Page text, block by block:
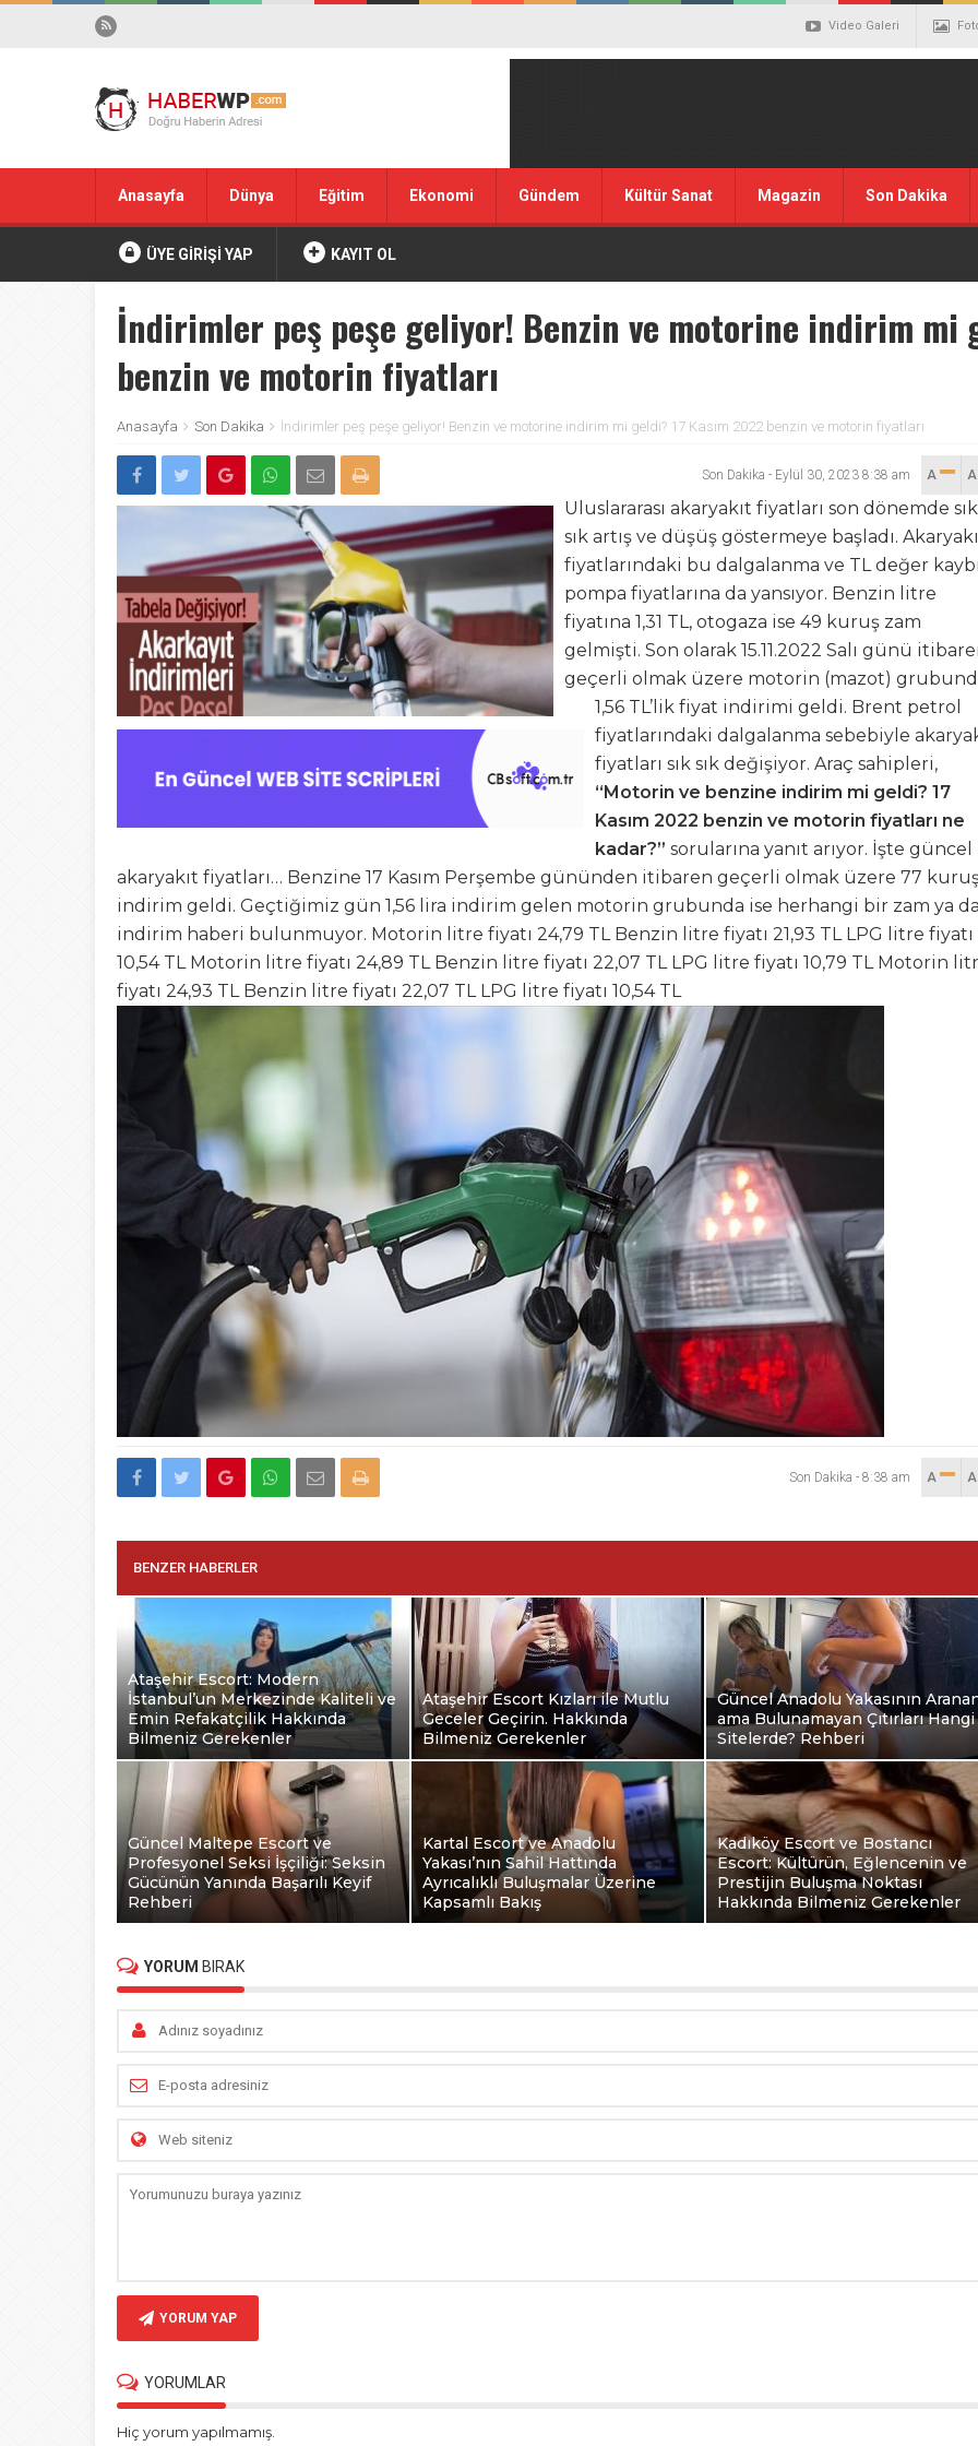
Video Galeri
Anasayfa Dünya Eğitim Ekonomi Gündem Kültür Sanat Magazin Son Dakika
ÜYE GİRİŞİ YAP KAYIT OL
İndirimler peş peşe geliyor! Benzin ve motorine indirim mi
benzin ve motorin fiyatları
Anasayfa Son Dakika İndirimler peş peşe geliyor! Benzin ve motorine indirim mi geldi? 17 Kasım 2022 benzin ve motorin fiyatları
Son Dakika - Eylül 30, 2023 8:38 am A
Uluslararası akaryakıt fiyatları son dönemde sık
sık artış ve düşüş göstermeye başladı.
fiyatlarındaki bu dalgalanma ve TL değer
pompa fiyatlarına da yansıyor. Benzin litre
fiyatına 1,31 TL, otogaza ise 49 kuruş zam
gelmişti. Son olarak 15.11.2022 Salı günü
geçerli olmak üzere motorin (mazot)
1,56 TL’lik fiyat indirimi geldi. Brent petrol
fiyatlarındaki dalgalanma sebebiyle
fiyatları sık sık değişiyor. Araç sahipleri,
“Motorin ve benzine indirim mi geldi? 17
Kasım 2022 benzin ve motorin fiyatları ne
kadar?” sorularına yanıt arıyor. İşte güncel
akaryakıt fiyatları… Benzine 17 Kasım Perşembe gününden itibaren geçerli olmak üzere 77
indirim geldi. Geçtiğimiz gün 1,56 lira indirim gelen motorin grubunda ise herhangi bir zam ya
indirim haberi bulunmuyor. Motorin litre fiyatı 24,79 TL Benzin litre fiyatı 21,93 TL LPG litre fiyatı
10,54 TL Motorin litre fiyatı 24,89 TL Benzin litre fiyatı 22,07 TL LPG litre fiyatı 10,79 TL Motorin
fiyatı 24,93 TL Benzin litre fiyatı 22,07 TL LPG litre fiyatı 10,54 TL
Son Dakika - 8:38 am A
BENZER HABERLER
Ataşehir Escort: Modern
İstanbul’un Merkezinde Kaliteli ve
Emin Refakatçilik Hakkında
Bilmeniz Gerekenler
Ataşehir Escort Kızları ile Mutlu
Geceler Geçirin. Hakkında
Bilmeniz Gerekenler
Güncel Anadolu Yakasının
ama Bulunamayan Çıtırları Hangi
Sitelerde? Rehberi
Güncel Maltepe Escort ve
Profesyonel Seksi İşçiliği: Seksin
Gücünün Yanında Başarılı Keyif
Rehberi
Kartal Escort ve Anadolu
Yakası’nın Sahil Hattında
Ayrıcalıklı Buluşmalar Üzerine
Kapsamlı Bakış
Kadıköy Escort ve Bostancı
Escort: Kültürün, Eğlencenin ve
Prestijin Buluşma Noktası
Hakkında Bilmeniz Gerekenler
YORUM BIRAK
YORUM YAP
YORUMLAR
Hiç yorum yapılmamış.